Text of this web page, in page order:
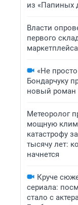
из «Папиных
Власти
первого
«Не
Бондарчуку
новый роман
Метеоролог
мощную
катастрофу
тысячу лет:
начнется
Круче
сериала:
стало с